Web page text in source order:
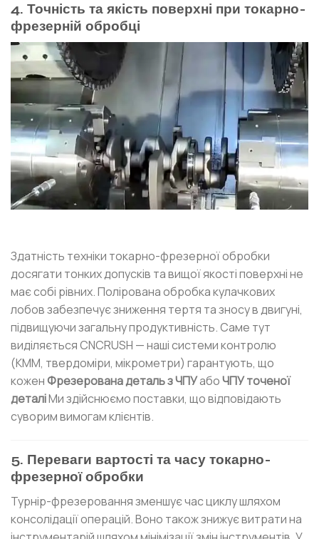
4. Точність та якість поверхні при токарно-
фрезерній обробці
Здатність техніки токарно-фрезерної обробки
досягати тонких допусків та вищої якості поверхні не
має собі рівних. Полірована обробка кулачкових
лобов забезпечує зниження тертя та зносу в двигуні,
підвищуючи загальну продуктивність. Саме тут
виділяється CNCRUSH — наші системи контролю
(КММ, твердоміри, мікрометри) гарантують, що
коженФрезерована деталь з ЧПУабоЧПУ точеної
деталіМи здійснюємо поставки, що відповідають
суворим вимогам клієнтів.
5. Переваги вартості та часу токарно-
фрезерної обробки
Турнір-фрезеровання зменшує час циклу шляхом
консолідації операцій. Воно також знижує витрати на